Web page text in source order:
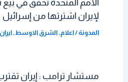
الأمم المتحدة تحقق في بيع
لإيران اشترتها من إسرائيل
المدونة/اعلام,الشرق الاوسط,ايران
مستشار ترامب : إيران